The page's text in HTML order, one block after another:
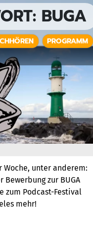
BUGA
PROGRAMM
Woche, unter anderem:
Bewerbung zur BUGA
zum Podcast-Festival
mehr!